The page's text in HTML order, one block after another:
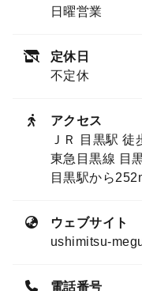
日曜営業
定休日
不定休
アクセス
ＪＲ 目黒駅 徒
東急目黒線 目
目黒駅から
ウェブサイト
ushimitsu-
電話番号